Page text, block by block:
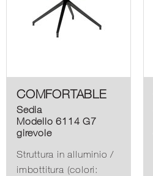
COMFORTABLE
Sedia
Modello 6114 G7
girevole
Struttura in alluminio /
imbottitura (colori: